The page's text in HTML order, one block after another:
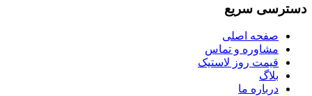
دسترسی سریع
صفحه اصلی
مشاوره و تماس
قیمت روز لاستیک
بلاگ
درباره ما